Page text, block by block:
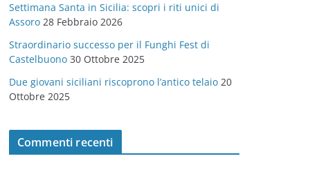
Settimana Santa in Sicilia: scopri i riti unici di
Assoro 28 Febbraio 2026
Straordinario successo per il Funghi Fest di
Castelbuono 30 Ottobre 2025
Due giovani siciliani riscoprono l’antico telaio 20
Ottobre 2025
Commenti recenti